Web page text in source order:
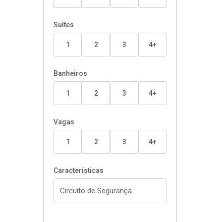
Suítes
1 2 3 4+
Banheiros
1 2 3 4+
Vagas
1 2 3 4+
Características